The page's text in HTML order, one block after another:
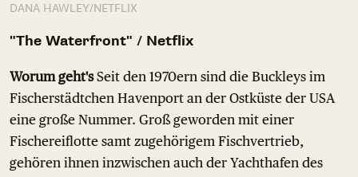
DANA HAWLEY/NETFLIX
"The Waterfront" / Netflix
Worum geht'sSeit den 1970ern sind die Buckleys im
Fischerstädtchen Havenport an der Ostküste der USA
eine große Nummer. Groß geworden mit einer
Fischereiflotte samt zugehörigem Fischvertrieb,
gehören ihnen inzwischen auch der Yachthafen des